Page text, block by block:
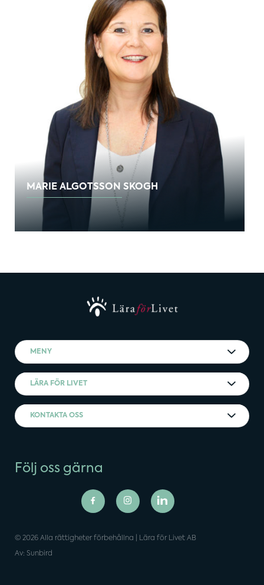
MARIE ALGOTSSON SKOGH
MENY
LÄRA FÖR LIVET
KONTAKTA OSS
Följ oss gärna
© 2026 Alla rättigheter förbehållna | Lära för Livet AB
Av: Sunbird